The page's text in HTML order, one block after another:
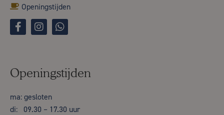
Openingstijden
Openingstijden
ma: gesloten
di: 09.30 – 17.30 uur